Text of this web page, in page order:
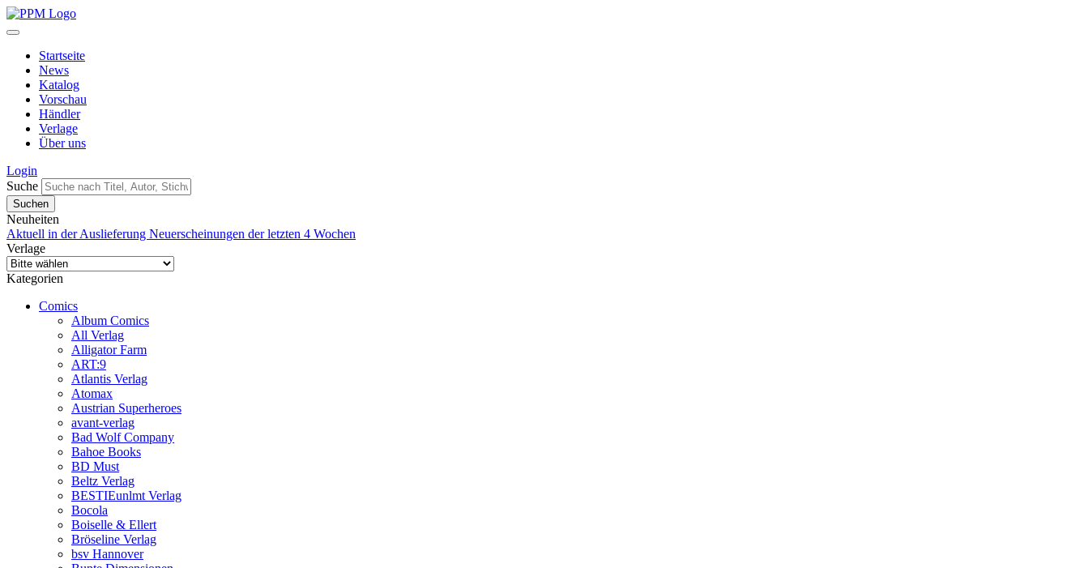
Startseite
News
Katalog
Vorschau
Händler
Verlage
Über uns
Login
Suche
Neuheiten
Aktuell in der Auslieferung Neuerscheinungen der letzten 4 Wochen
Verlage
Kategorien
Comics
Album Comics
All Verlag
Alligator Farm
ART:9
Atlantis Verlag
Atomax
Austrian Superheroes
avant-verlag
Bad Wolf Company
Bahoe Books
BD Must
Beltz Verlag
BESTIEunlmt Verlag
Bocola
Boiselle & Ellert
Bröseline Verlag
bsv Hannover